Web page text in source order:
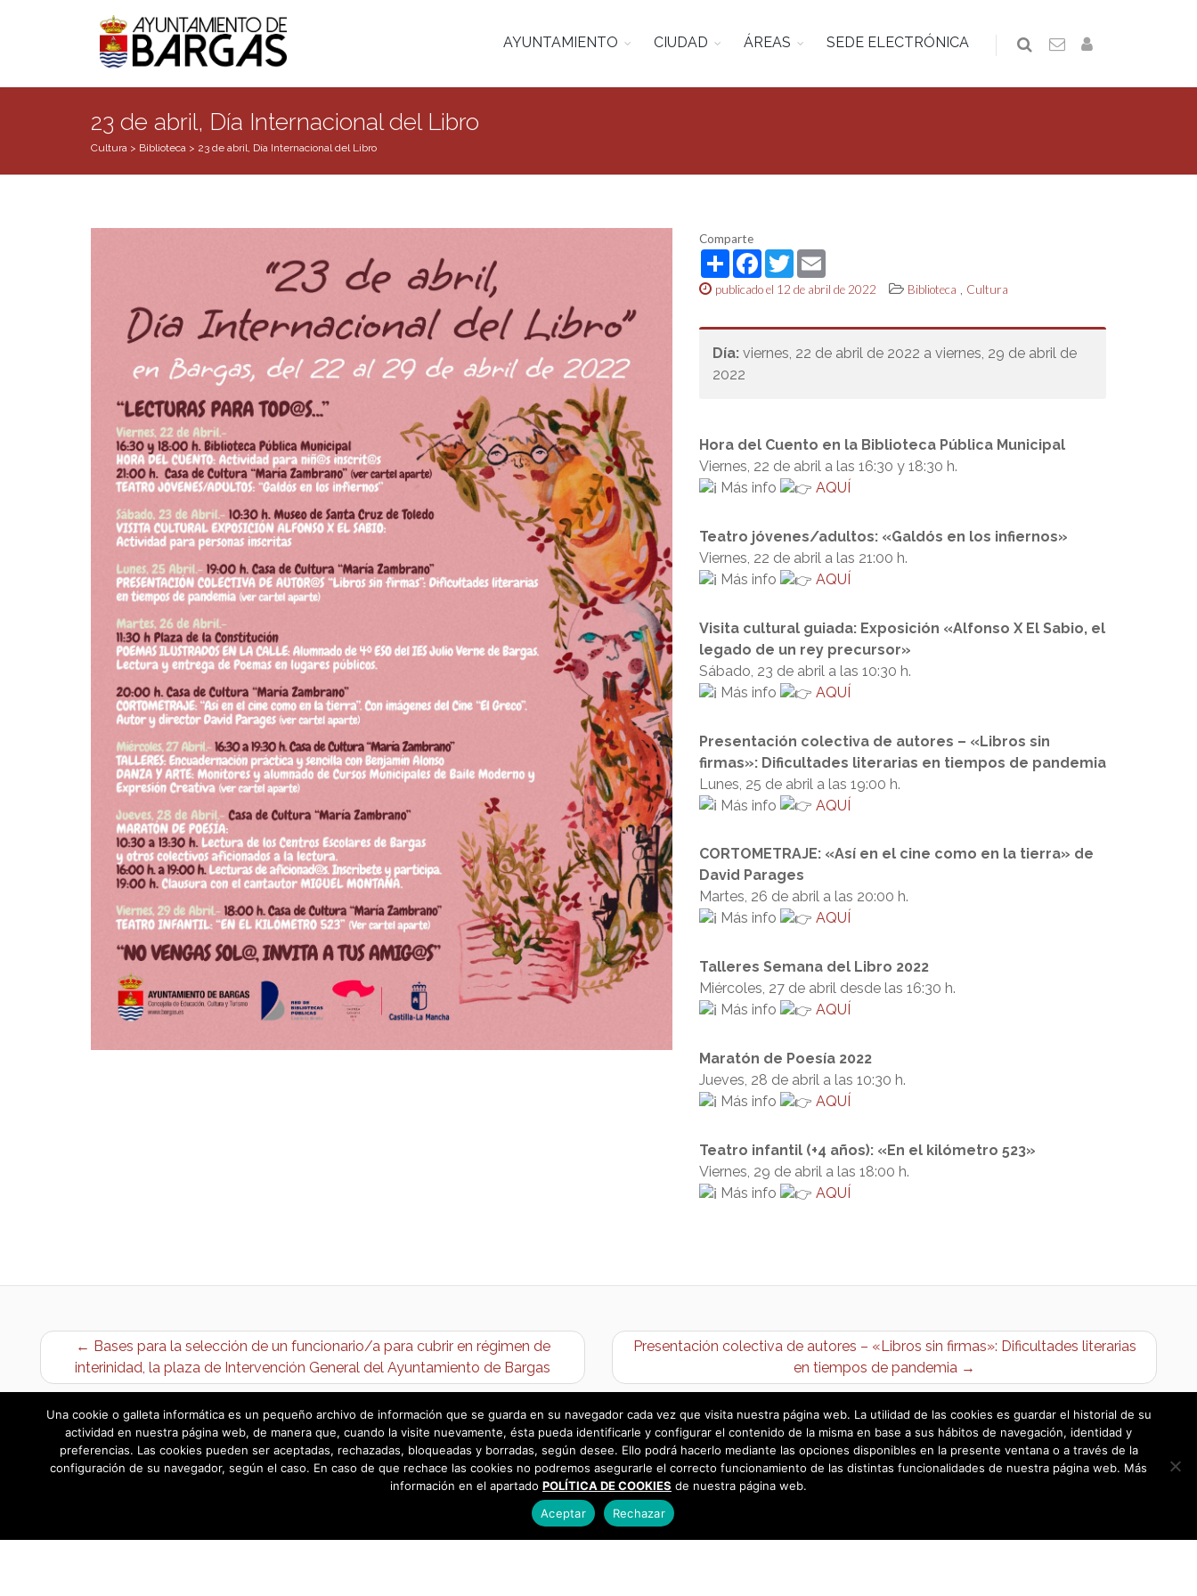
AYUNTAMIENTO CIUDAD ÁREAS SEDE ELECTRÓNICA
23 de abril, Día Internacional del Libro
Cultura > Biblioteca > 23 de abril, Día Internacional del Libro
Comparte
ShareFacebook
TwitterEmail
publicado el 12 de abril de 2022 Biblioteca , Cultura
Día: viernes, 22 de abril de 2022 a viernes, 29 de abril de
2022
Hora del Cuento en la Biblioteca Pública Municipal
Viernes, 22 de abril a las 16:30 y 18:30 h.
Más info
AQUÍ
Teatro jóvenes/adultos: «Galdós en los infiernos»
Viernes, 22 de abril a las 21:00 h.
Más info
AQUÍ
Visita cultural guiada: Exposición «Alfonso X El Sabio, el
legado de un rey precursor»
Sábado, 23 de abril a las 10:30 h.
Más info
AQUÍ
Presentación colectiva de autores – «Libros sin
firmas»: Dificultades literarias en tiempos de pandemia
Lunes, 25 de abril a las 19:00 h.
Más info
AQUÍ
CORTOMETRAJE: «Así en el cine como en la tierra» de
David Parages
Martes, 26 de abril a las 20:00 h.
Más info
AQUÍ
Talleres Semana del Libro 2022
Miércoles, 27 de abril desde las 16:30 h.
Más info
AQUÍ
Maratón de Poesía 2022
Jueves, 28 de abril a las 10:30 h.
Más info
AQUÍ
Teatro infantil (+4 años): «En el kilómetro 523»
Viernes, 29 de abril a las 18:00 h.
Más info
AQUÍ
← Bases para la selección de un funcionario/a para cubrir en régimen de
interinidad, la plaza de Intervención General del Ayuntamiento de Bargas
Presentación colectiva de autores – «Libros sin firmas»: Dificultades literarias
en tiempos de pandemia →
Una cookie o galleta informática es un pequeño archivo de información que se guarda en su navegador cada vez que visita nuestra página web. La utilidad de las cookies es guardar el historial de su
actividad en nuestra página web, de manera que, cuando la visite nuevamente, ésta pueda identificarle y configurar el contenido de la misma en base a sus hábitos de navegación, identidad y
preferencias. Las cookies pueden ser aceptadas, rechazadas, bloqueadas y borradas, según desee. Ello podrá hacerlo mediante las opciones disponibles en la presente ventana o a través de la
configuración de su navegador, según el caso. En caso de que rechace las cookies no podremos asegurarle el correcto funcionamiento de las distintas funcionalidades de nuestra página web. Más
información en el apartado POLÍTICA DE COOKIES de nuestra página web.
Aceptar
Rechazar